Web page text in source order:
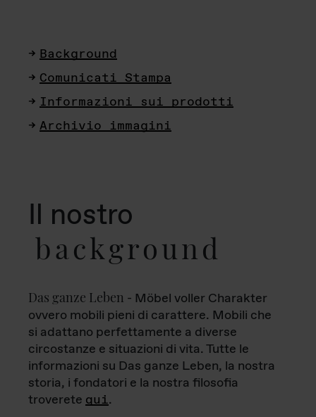
Background
Comunicati Stampa
Informazioni sui prodotti
Archivio immagini
Il nostro
background
Das ganze Leben - Möbel voller Charakter
ovvero mobili pieni di carattere. Mobili che
si adattano perfettamente a diverse
circostanze e situazioni di vita. Tutte le
informazioni su Das ganze Leben, la nostra
storia, i fondatori e la nostra filosofia
troverete qui.